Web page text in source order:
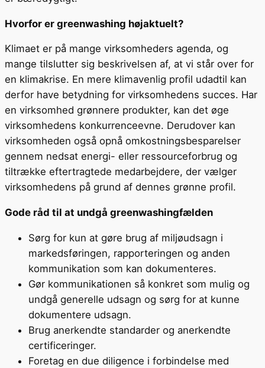
Hvorfor er greenwashing højaktuelt?
Klimaet er på mange virksomheders agenda, og
mange tilslutter sig beskrivelsen af, at vi står over for
en klimakrise. En mere klimavenlig profil udadtil kan
derfor have betydning for virksomhedens succes. Har
en virksomhed grønnere produkter, kan det øge
virksomhedens konkurrenceevne. Derudover kan
virksomheden også opnå omkostningsbesparelser
gennem nedsat energi- eller ressourceforbrug og
tiltrække eftertragtede medarbejdere, der vælger
virksomhedens på grund af dennes grønne profil.
Gode råd til at undgå greenwashingfælden
Sørg for kun at gøre brug af miljøudsagn i
markedsføringen, rapporteringen og anden
kommunikation som kan dokumenteres.
Gør kommunikationen så konkret som mulig og
undgå generelle udsagn og sørg for at kunne
dokumentere udsagn.
Brug anerkendte standarder og anerkendte
certificeringer.
Foretag en due diligence i forbindelse med